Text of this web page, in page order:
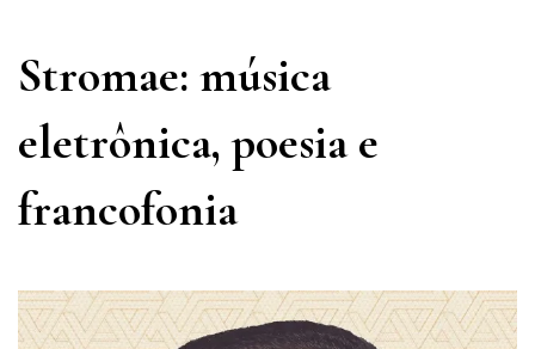
Stromae: música
eletrônica, poesia e
francofonia